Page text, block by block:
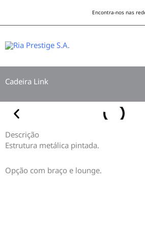
Encontra-nos nas
Cadeira Link
Descrição
Estrutura metálica pintada.
Opção com braço e lounge.